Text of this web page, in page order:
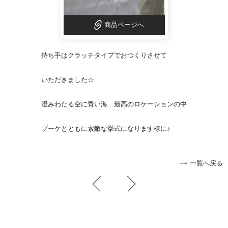
商品ページへ
持ち手はクラッチタイプでおつくりさせて
いただきました☆
澄みわたる空に青い海…最高のロケーションの中
ブーケとともに素敵な挙式になります様に♪
一覧へ戻る